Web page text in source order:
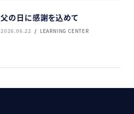
父の日に感謝を込めて
2026.06.22 LEARNING CENTER